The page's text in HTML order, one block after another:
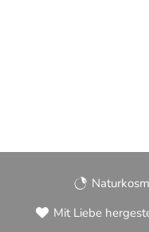
Mit Liebe